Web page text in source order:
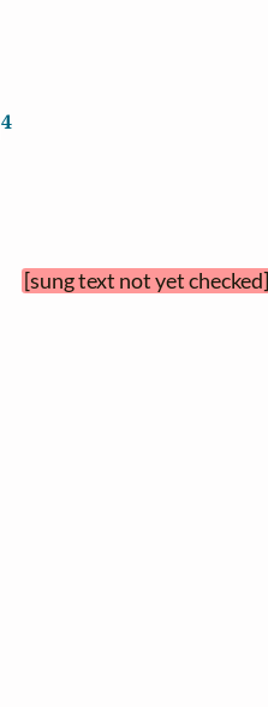
4
[sung text not yet checked]